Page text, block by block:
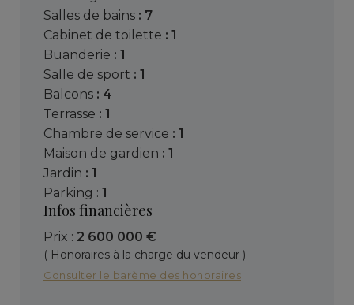
salles de bains : 7
cabinet de toilette : 1
buanderie : 1
salle de sport : 1
balcons : 4
terrasse : 1
chambre de service : 1
maison de gardien : 1
jardin : 1
parking : 1
Infos financières
Prix : 2 600 000 €
( Honoraires à la charge du vendeur )
Consulter le barème des honoraires